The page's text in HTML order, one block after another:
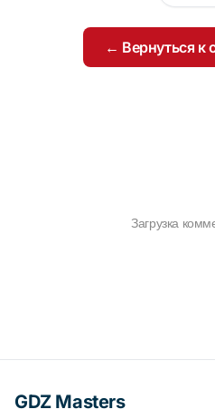
← Вернуться
Загрузка
GDZ Masters